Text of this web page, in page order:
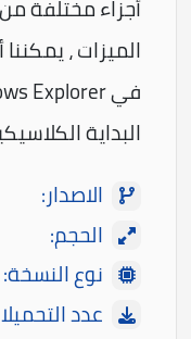
الميزات ،
البداية
الاصدار:
الحجم:
نوع النسخة:
عدد